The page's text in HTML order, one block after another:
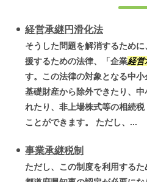
経営承継円滑化法
そうした問題を解消するため
援するための法律、「企業経営
す。この法律の対象となる中
基礎財産から除外できたり、
れたり、非上場株式等の相続
ことができます。 ただし、...
事業承継税制
ただし、この制度を利用するた